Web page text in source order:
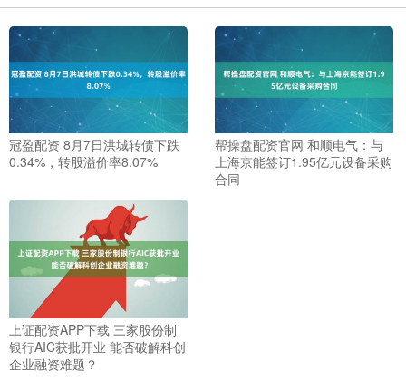
冠盈配资 8月7日洪城转债下跌
0.34%，转股溢价率8.07%
帮操盘配资官网 和顺电气：与
上海京能签订1.95亿元设备采购
合同
上证配资APP下载 三家股份制
银行AIC获批开业 能否破解科创
企业融资难题？